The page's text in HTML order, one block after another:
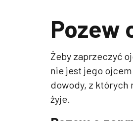
Pozew
Żeby zaprzeczyć
nie jest jego
dowody, z których
żyje.